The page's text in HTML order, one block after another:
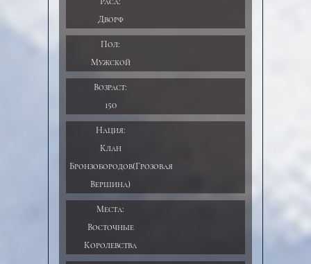
Дворф
Пол:
Мужской
Возраст:
150
Нация:
Клан
Бронзобородов(Грозовая
Вершина)
Места:
Восточные
Королевства